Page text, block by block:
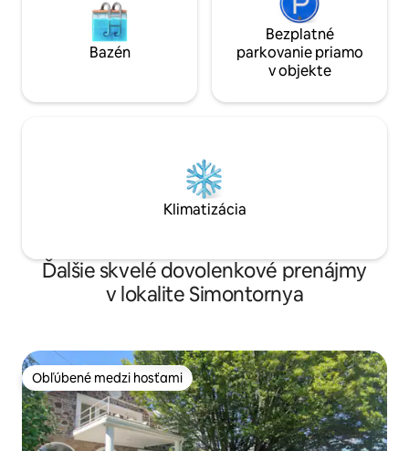
Bazén
Bezplatné
parkovanie priamo
v objekte
Klimatizácia
Ďalšie skvelé dovolenkové prenájmy
v lokalite Simontornya
Obľúbené medzi hosťami
Obľúbené medzi hosťami